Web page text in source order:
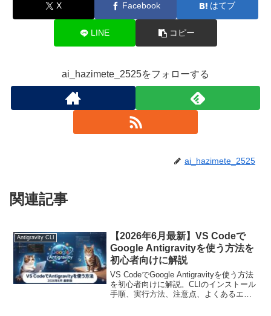
X Facebook はてブ
LINE コピー
ai_hazimete_2525をフォローする
ai_hazimete_2525
関連記事
Antigravity CLI
【2026年6月最新】VS Codeで
Google Antigravityを使う方法を
初心者向けに解説
VS CodeでGoogle Antigravityを使う方法
を初心者向けに解説。CLIのインストール
手順、実行方法、注意点、よくあるエラ